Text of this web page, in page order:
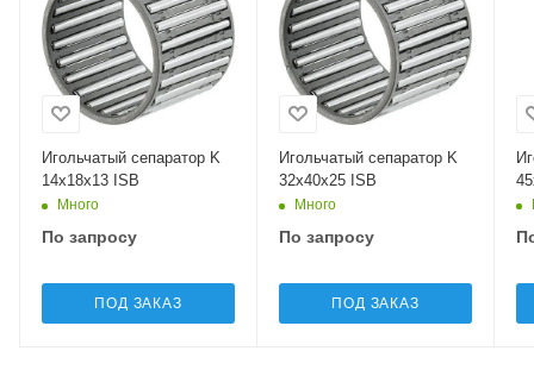
Игольчатый сепаратор K
14x18x13 ISB
Много
По запросу
ПОД ЗАКАЗ
Игольчатый сепаратор K
32x40x25 ISB
Много
По запросу
ПОД ЗАКАЗ